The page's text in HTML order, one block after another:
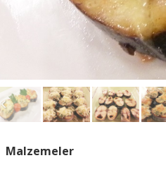
Malzemeler